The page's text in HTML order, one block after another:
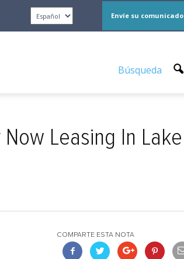
Envíe su comunicado
Búsqueda
Leasing In Lake
COMPARTE ESTA NOTA